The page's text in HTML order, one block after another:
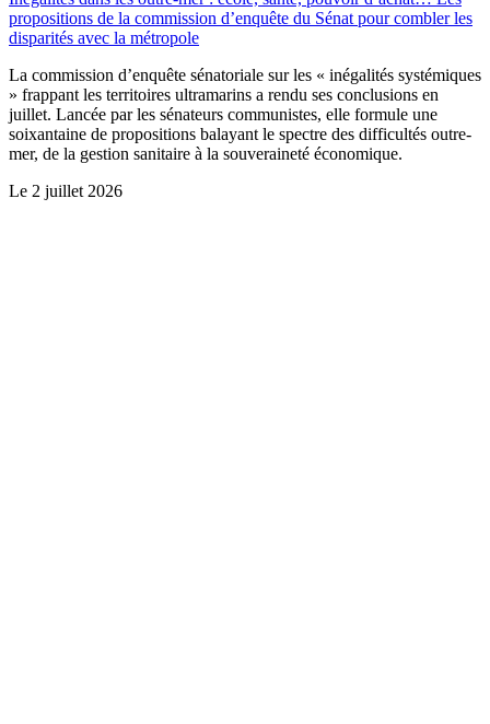
propositions de la commission d’enquête du Sénat pour combler les
disparités avec la métropole
La commission d’enquête sénatoriale sur les « inégalités systémiques
» frappant les territoires ultramarins a rendu ses conclusions en
juillet. Lancée par les sénateurs communistes, elle formule une
soixantaine de propositions balayant le spectre des difficultés outre-
mer, de la gestion sanitaire à la souveraineté économique.
Le 2 juillet 2026